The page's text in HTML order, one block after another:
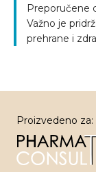
Preporučene
Važno je
prehrane i
Proizvedeno za: